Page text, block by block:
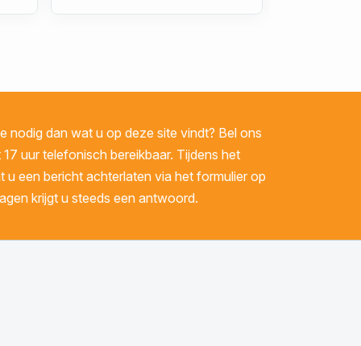
nodig dan wat u op deze site vindt? Bel ons
uur telefonisch bereikbaar. Tijdens het
een bericht achterlaten via het formulier op
krijgt u steeds een antwoord.